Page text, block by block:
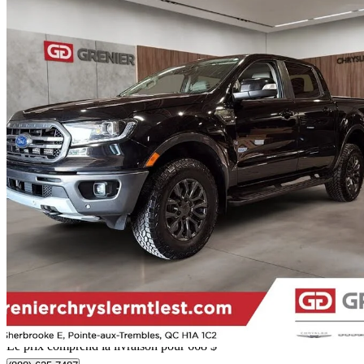
2019 Ford Ranger
Lariat SuperCrew 4WD 105 000 km
28 963 $ Affaire
508 $/mois env.
Livraison à domicile de Pointe-aux-trembles, QC
Le prix comprend la livraison pour 668 $